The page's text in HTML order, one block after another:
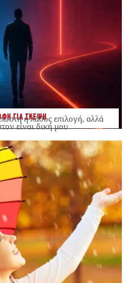
ΓΙΑ ΣΚΕΨΗ
ή λάθος επιλογή, αλλά
είναι δική μου